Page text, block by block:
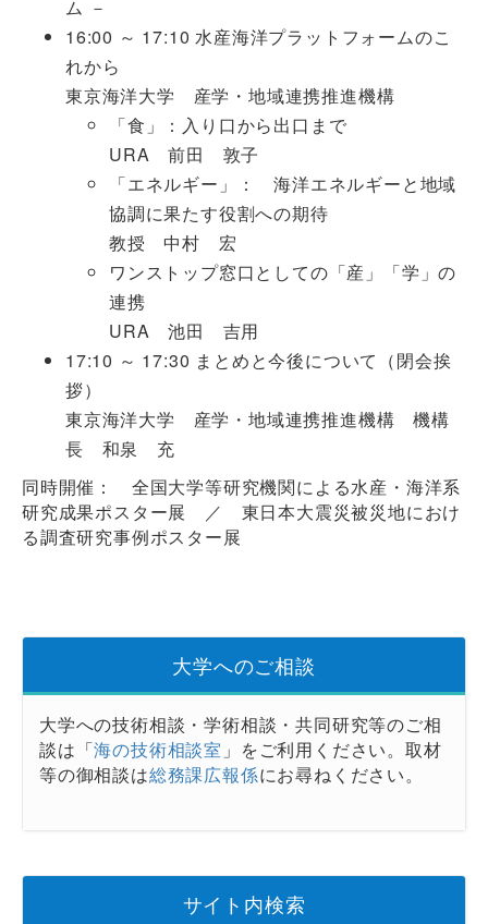
ム －
16:00 ～ 17:10 水産海洋プラットフォームのこ
れから
東京海洋大学 産学・地域連携推進機構
「食」：入り口から出口まで
URA 前田 敦子
「エネルギー」： 海洋エネルギーと地域
協調に果たす役割への期待
教授 中村 宏
ワンストップ窓口としての「産」「学」の
連携
URA 池田 吉用
17:10 ～ 17:30 まとめと今後について（閉会挨
拶）
東京海洋大学 産学・地域連携推進機構 機構
長 和泉 充
同時開催： 全国大学等研究機関による水産・海洋系
研究成果ポスター展 ／ 東日本大震災被災地におけ
る調査研究事例ポスター展
大学へのご相談
大学への技術相談・学術相談・共同研究等のご相
談は「海の技術相談室 」をご利用ください。取材
等の御相談は総務課広報係にお尋ねください。
サイト内検索